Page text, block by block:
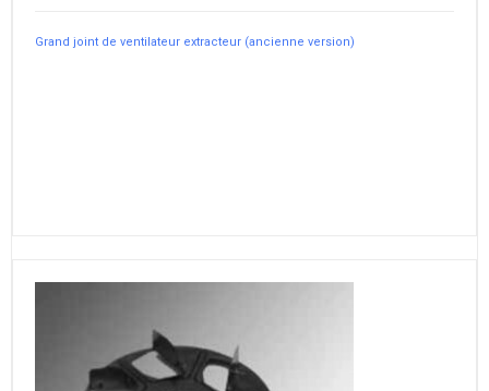
Grand joint de ventilateur extracteur (ancienne version)